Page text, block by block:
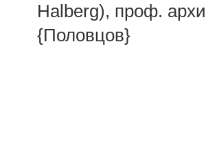
Halberg), проф.
{Половцов}